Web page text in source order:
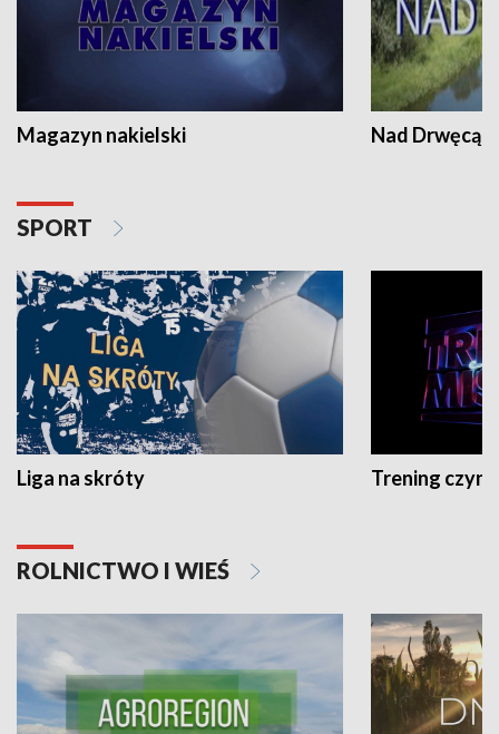
Magazyn nakielski Nad Drwęcą
SPORT
Liga na skróty Trening czyni
ROLNICTWO I WIEŚ